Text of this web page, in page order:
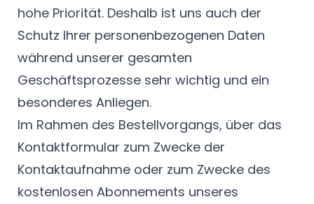
hohe Priorität. Deshalb ist uns auch der
Schutz Ihrer personenbezogenen Daten
während unserer gesamten
Geschäftsprozesse sehr wichtig und ein
besonderes Anliegen.
Im Rahmen des Bestellvorgangs, über das
Kontaktformular zum Zwecke der
Kontaktaufnahme oder zum Zwecke des
kostenlosen Abonnements unseres